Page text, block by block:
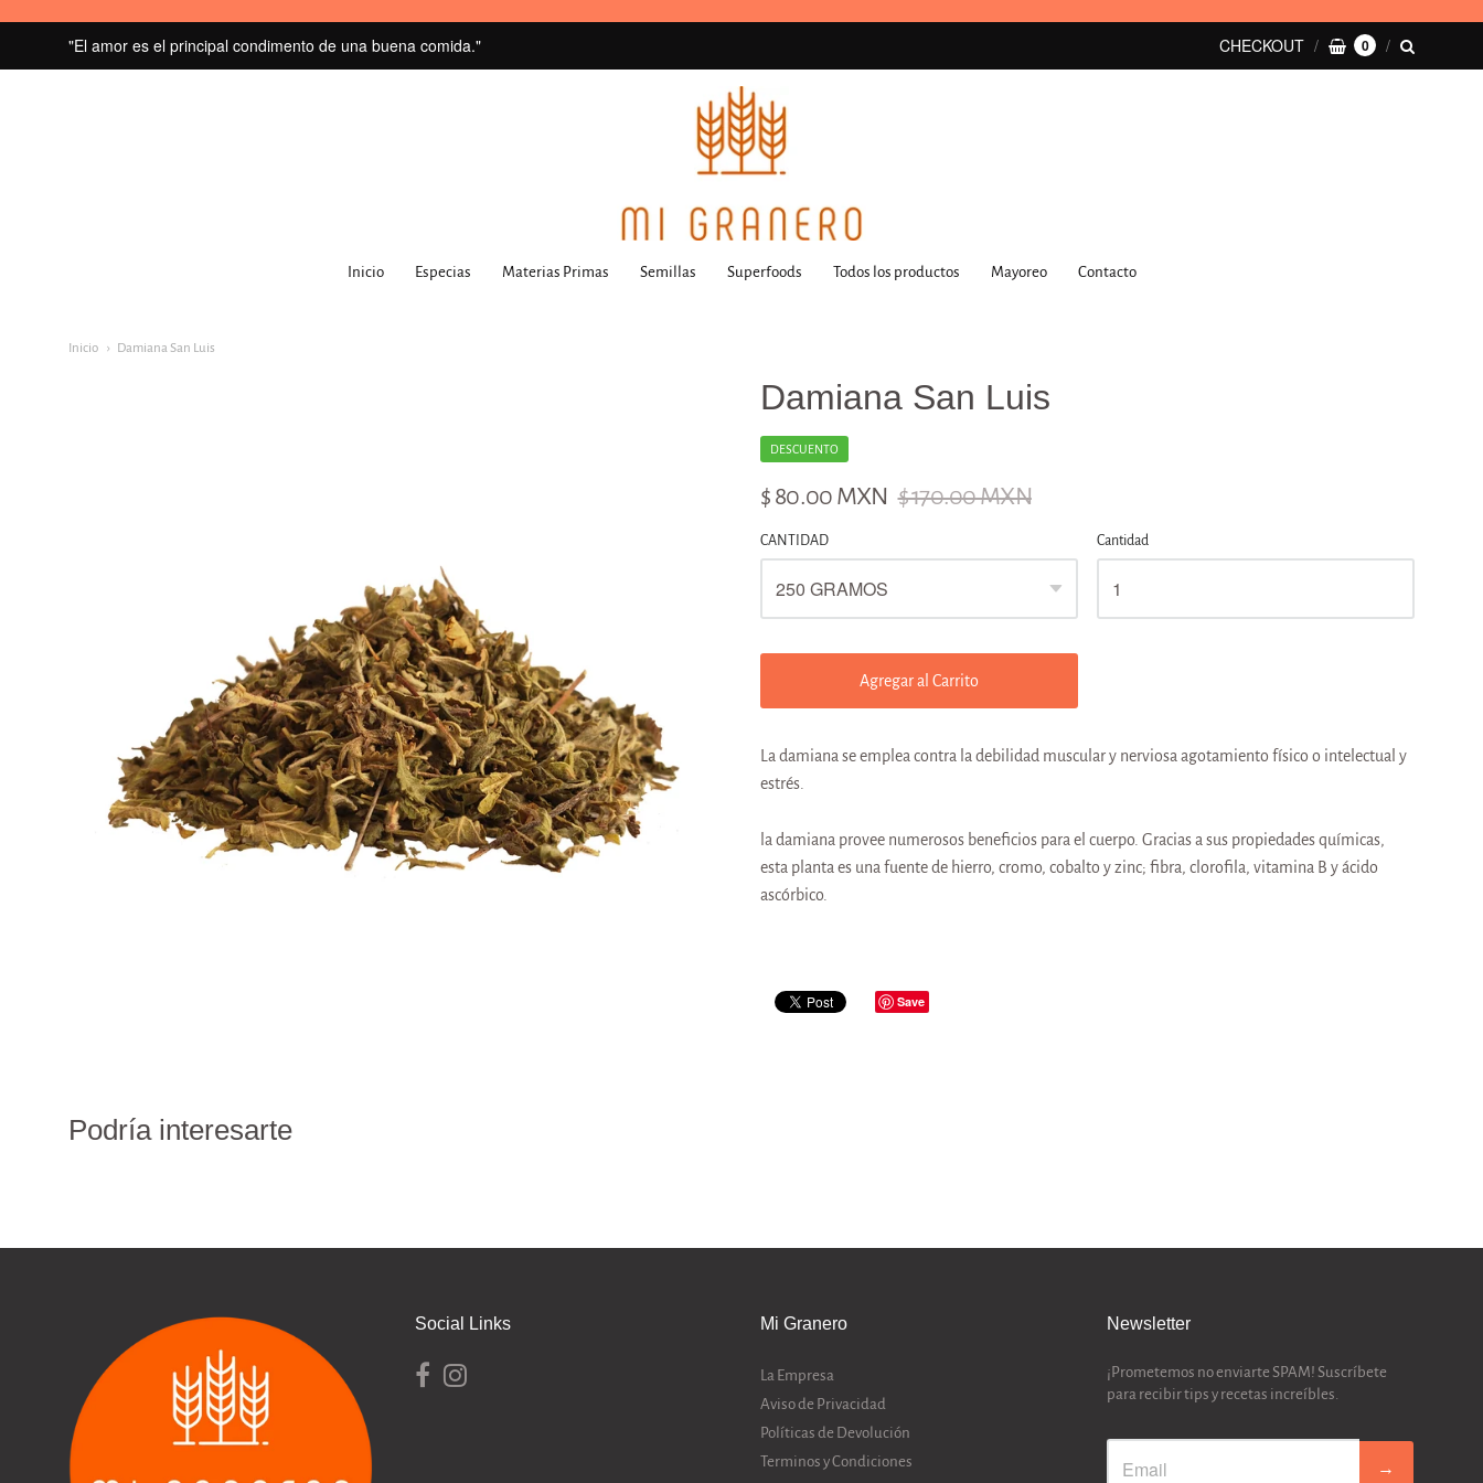
"El amor es el principal condimento de una buena comida." CHECKOUT 0
Menú
Inicio Especias Materias Primas Semillas Superfoods Todos los productos Mayoreo Contacto
Inicio Damiana San Luis
Damiana San Luis
DESCUENTO
$ 80.00 MXN $ 170.00 MXN
CANTIDAD Cantidad
Agregar al Carrito
La damiana se emplea contra la debilidad muscular y nerviosa agotamiento físico o intelectual y
estrés.
la damiana provee numerosos beneficios para el cuerpo. Gracias a sus propiedades químicas,
esta planta es una fuente de hierro, cromo, cobalto y zinc; fibra, clorofila, vitamina B y ácido
ascórbico.
Save
Podría interesarte
Social Links Mi Granero
La Empresa
Aviso de Privacidad
Políticas de Devolución
Terminos y Condiciones
Newsletter
¡Prometemos no enviarte SPAM! Suscríbete
para recibir tips y recetas increíbles.
→